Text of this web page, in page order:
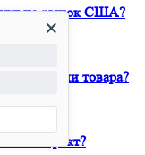
на рынок США?
ТРОИС?
товара?
контракт?